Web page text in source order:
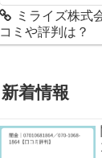
ミライズ株式
コミや評判は？
新着情報